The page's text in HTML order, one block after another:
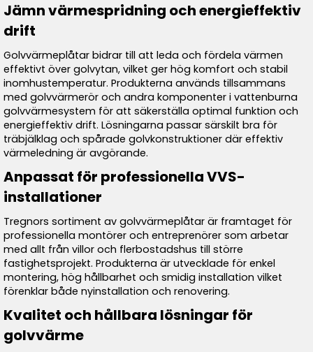
Jämn värmespridning och energieffektiv
drift
Golvvärmeplåtar bidrar till att leda och fördela värmen
effektivt över golvytan, vilket ger hög komfort och stabil
inomhustemperatur. Produkterna används tillsammans
med golvvärmerör och andra komponenter i vattenburna
golvvärmesystem för att säkerställa optimal funktion och
energieffektiv drift. Lösningarna passar särskilt bra för
träbjälklag och spårade golvkonstruktioner där effektiv
värmeledning är avgörande.
Anpassat för professionella VVS-
installationer
Tregnors sortiment av golvvärmeplåtar är framtaget för
professionella montörer och entreprenörer som arbetar
med allt från villor och flerbostadshus till större
fastighetsprojekt. Produkterna är utvecklade för enkel
montering, hög hållbarhet och smidig installation vilket
förenklar både nyinstallation och renovering.
Kvalitet och hållbara lösningar för
golvvärme